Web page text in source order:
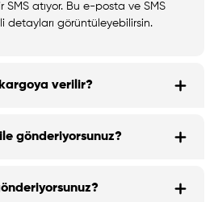
atıyor. Bu e-posta ve SMS
detayları görüntüleyebilirsin.
verilir?
gönderiyorsunuz?